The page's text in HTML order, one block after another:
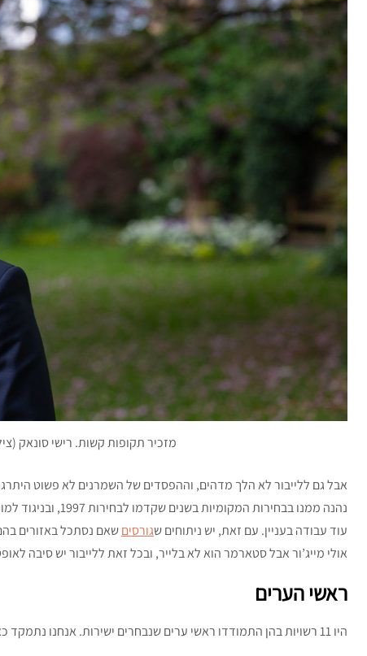
מזכיר תקופות קשות. רישי סונאק
אבל גם ללייבור לא הלך מדהים, וההפסדים של השמרנים לא פשוט
נהנה ממנו בבחירות
עוד עבודה בעניין. עם זאת, יש ניתוחים שגורסיםשאם נסתכל באזורים
אולי מייג’ור אבל סטארמר הוא לא בלייר, ובכל זאת ללייבור יש סיבה
ראשי הערים
היו 11 רשויות בהן התמודדו ראשי ערים שנבחרים ישירות. אנחנו נתמקד כאן בשלוש.